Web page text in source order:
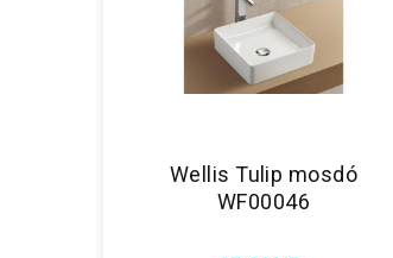
Wellis Tulip mosdó
WF00046